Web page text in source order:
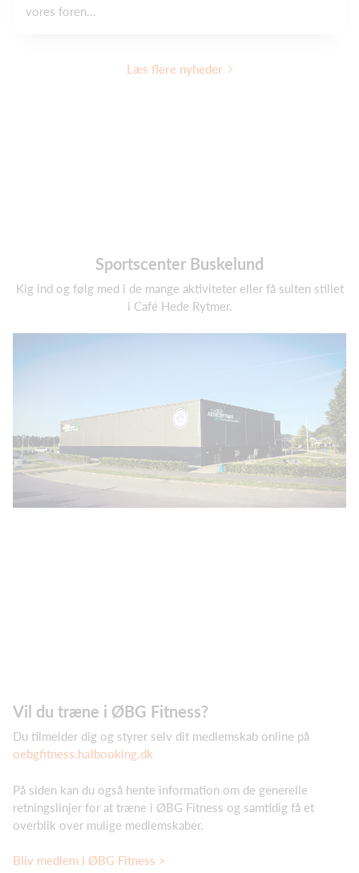
vores foren...
Læs flere nyheder
Sportscenter Buskelund
Kig ind og følg med i de mange aktiviteter eller få sulten stillet
i Café Hede Rytmer.
Vil du træne i ØBG Fitness?
Du tilmelder dig og styrer selv dit medlemskab online på
oebgfitness.halbooking.dk
På siden kan du også hente information om de generelle
retningslinjer for at træne i ØBG Fitness og samtidig få et
overblik over mulige medlemskaber.
Bliv medlem i ØBG Fitness >